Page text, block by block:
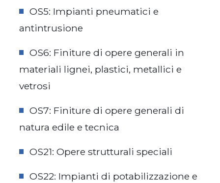
OS5: Impianti pneumatici e
antintrusione
OS6: Finiture di opere generali in
materiali lignei, plastici, metallici e
vetrosi
OS7: Finiture di opere generali di
natura edile e tecnica
OS21: Opere strutturali speciali
OS22: Impianti di potabilizzazione e